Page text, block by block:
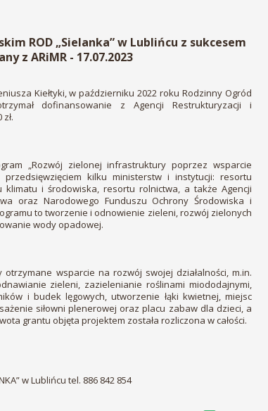
ROD „Sielanka” w Lublińcu z sukcesem
z ARiMR - 17.07.2023
Kiełtyki, w październiku 2022 roku Rodzinny Ogród
dofinansowanie z Agencji Restrukturyzacji i
„Rozwój zielonej infrastruktury poprzez wsparcie
przedsięwzięciem kilku ministerstw i instytucji: resortu
i środowiska, resortu rolnictwa, a także Agencji
oraz Narodowego Funduszu Ochrony Środowiska i
to tworzenie i odnowienie zieleni, rozwój zielonych
wody opadowej.
otrzymane wsparcie na rozwój swojej działalności, m.in.
zieleni, zazielenianie roślinami miododajnymi,
i budek lęgowych, utworzenie łąki kwietnej, miejsc
siłowni plenerowej oraz placu zabaw dla dzieci, a
grantu objęta projektem została rozliczona w całości.
w Lublińcu tel. 886 842 854